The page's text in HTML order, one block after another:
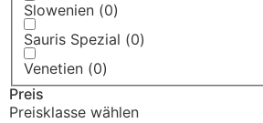
Slowenien (0)
Sauris Spezial (0)
Venetien (0)
Preis
Preisklasse wählen